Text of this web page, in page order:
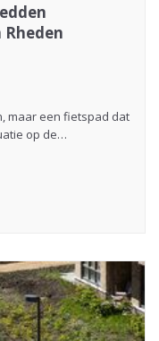
maar een fietspad dat
op de…